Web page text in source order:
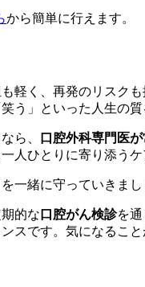
から簡単に行えます。
軽く、再発のリスクも
う」といった人生の質
ら、 口腔外科専門医
人ひとりに寄り添う
一緒に守っていきまし
的な 口腔がん検診を通
スです。気になるこ